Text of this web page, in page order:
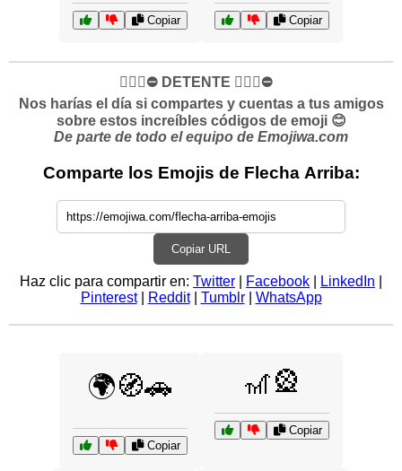
Copiar Copiar
✋🏻🛑⛔️ DETENTE ✋🏻🛑⛔️
Nos harías el día si compartes y cuentas a tus amigos
sobre estos increíbles códigos de emoji 😊
De parte de todo el equipo de Emojiwa.com
Comparte los Emojis de Flecha Arriba:
Copiar URL
Haz clic para compartir en: Twitter Facebook LinkedIn
Pinterest| Reddit| Tumblr| WhatsApp
🌍🧭🚗
Copiar
🎢🎡
Copiar